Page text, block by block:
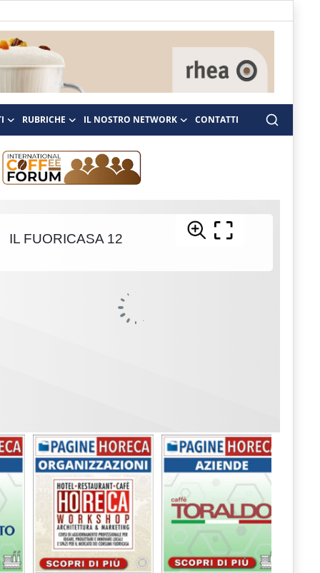
RUBRICHE IL NOSTRO NETWORK CONTATTI